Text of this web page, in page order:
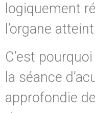
logiquement
l’organe
C’est
la séance
approfondie